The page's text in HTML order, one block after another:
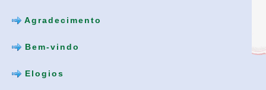
Agradecimento
Bem-vindo
Elogios